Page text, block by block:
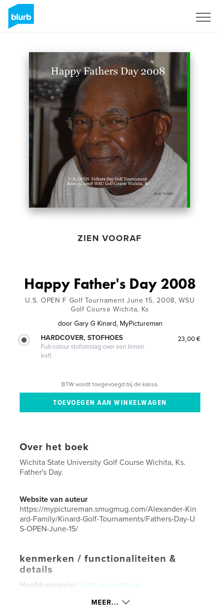
ZIEN VOORAF
Happy Father's Day 2008
U.S. OPEN F Golf Tournament June 15, 2008, WSU
Golf Course Wichita, Ks
door Gary G Kinard, MyPictureman
HARDCOVER, STOFHOES
Full-colour stofomslag over een linnen
kaft
23,00 €
BTW wordt toegevoegd bij de kassa.
Over het boek
Wichita State University Golf Course Wichita, Ks.
Father's Day.
Website van auteur
https://mypictureman.smugmug.com/Alexander-Kin
ard-Family/Kinard-Golf-Tournaments/Fathers-Day-U
S-OPEN-June-15/
kenmerken / functionaliteiten &
details
Hoofdcategorie: Sport en avontuur
Klein vierkant, 18×18 cm
MEER...